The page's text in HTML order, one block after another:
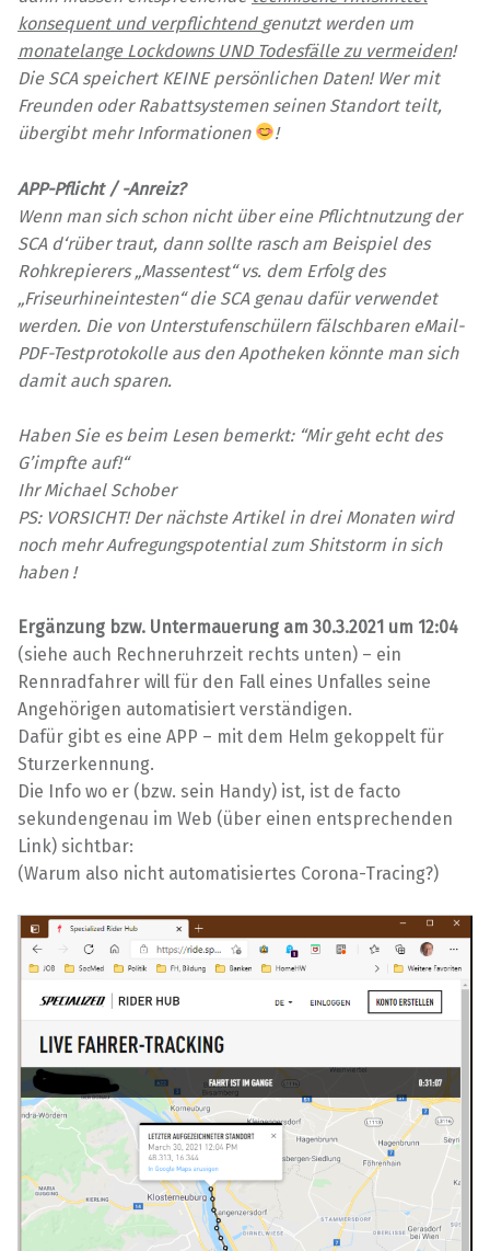
konsequent und verpflichtend genutzt werden um
monatelange Lockdowns UND Todesfälle zu vermeiden!
Die SCA speichert KEINE persönlichen Daten! Wer mit
Freunden oder Rabattsystemen seinen Standort teilt,
übergibt mehr Informationen
!
APP-Pflicht / -Anreiz?
Wenn man sich schon nicht über eine Pflichtnutzung der
SCA d‘rüber traut, dann sollte rasch am Beispiel des
Rohkrepierers „Massentest“ vs. dem Erfolg des
„Friseurhineintesten“ die SCA genau dafür verwendet
werden. Die von Unterstufenschülern fälschbaren eMail-
PDF-Testprotokolle aus den Apotheken könnte man sich
damit auch sparen.
Haben Sie es beim Lesen bemerkt: “Mir geht echt des
G’impfte auf!“
Ihr Michael Schober
PS: VORSICHT! Der nächste Artikel in drei Monaten wird
noch mehr Aufregungspotential zum Shitstorm in sich
haben !
Ergänzung bzw. Untermauerung am 30.3.2021 um 12:04
(siehe auch Rechneruhrzeit rechts unten) – ein
Rennradfahrer will für den Fall eines Unfalles seine
Angehörigen automatisiert verständigen.
Dafür gibt es eine APP – mit dem Helm gekoppelt für
Sturzerkennung.
Die Info wo er (bzw. sein Handy) ist, ist de facto
sekundengenau im Web (über einen entsprechenden
Link) sichtbar:
(Warum also nicht automatisiertes Corona-Tracing?)